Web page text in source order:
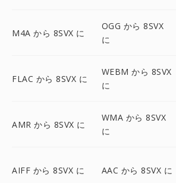
M4A から 8SVX に
OGG から 8SVX
に
FLAC から 8SVX に
WEBM から 8SVX
に
AMR から 8SVX に
WMA から 8SVX
に
AIFF から 8SVX に AAC から 8SVX に